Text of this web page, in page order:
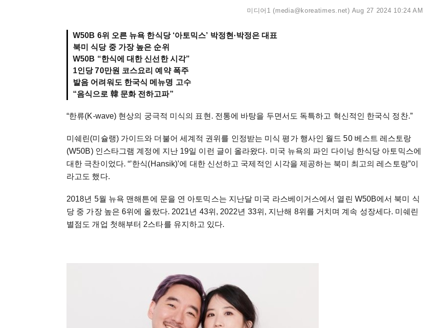
미디어1 (media@koreatimes.net) Aug 27 2024 10:24 AM
W50B 6위 오른 뉴욕 한식당 ‘아토믹스’ 박정현·박정은 대표
북미 식당 중 가장 높은 순위
W50B “한식에 대한 신선한 시각”
1인당 70만원 코스요리 예약 폭주
발음 어려워도 한국식 메뉴명 고수
“음식으로 韓 문화 전하고파”
“한류(K-wave) 현상의 궁극적 미식의 표현. 전통에 바탕을 두면서도 독특하고 혁신적인 한국식 정찬.”
미쉐린(미슐랭) 가이드와 더불어 세계적 권위를 인정받는 미식 평가 행사인 월드 50 베스트 레스토랑
(W50B) 인스타그램 계정에 지난 19일 이런 글이 올라왔다. 미국 뉴욕의 파인 다이닝 한식당 아토믹스에
대한 극찬이었다. “’한식(Hansik)’에 대한 신선하고 국제적인 시각을 제공하는 북미 최고의 레스토랑”이
라고도 했다.
2018년 5월 뉴욕 맨해튼에 문을 연 아토믹스는 지난달 미국 라스베이거스에서 열린 W50B에서 북미 식
당 중 가장 높은 6위에 올랐다. 2021년 43위, 2022년 33위, 지난해 8위를 거치며 계속 성장세다. 미쉐린
별점도 개업 첫해부터 2스타를 유지하고 있다.